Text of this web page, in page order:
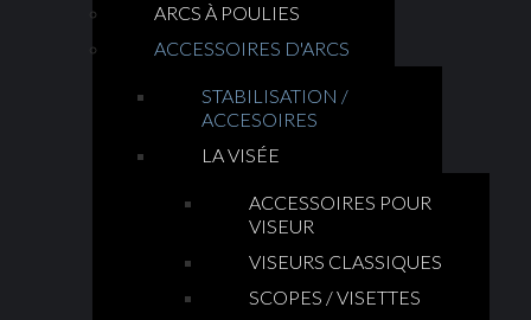
ARCS À POULIES
ACCESSOIRES D'ARCS
STABILISATION /
ACCESOIRES
LA VISÉE
ACCESSOIRES POUR
VISEUR
VISEURS CLASSIQUES
SCOPES / VISETTES